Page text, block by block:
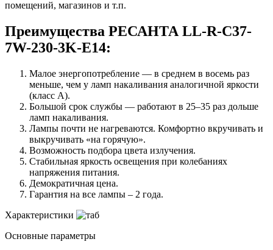
помещений, магазинов и т.п.
Преимущества РЕСАНТА LL-R-C37-
7W-230-3K-E14:
Малое энергопотребление — в среднем в восемь раз
меньше, чем у ламп накаливания аналогичной яркости
(класс А).
Большой срок службы — работают в 25–35 раз дольше
ламп накаливания.
Лампы почти не нагреваются. Комфортно вкручивать и
выкручивать «на горячую».
Возможность подбора цвета излучения.
Стабильная яркость освещения при колебаниях
напряжения питания.
Демократичная цена.
Гарантия на все лампы – 2 года.
Характеристики
Основные параметры